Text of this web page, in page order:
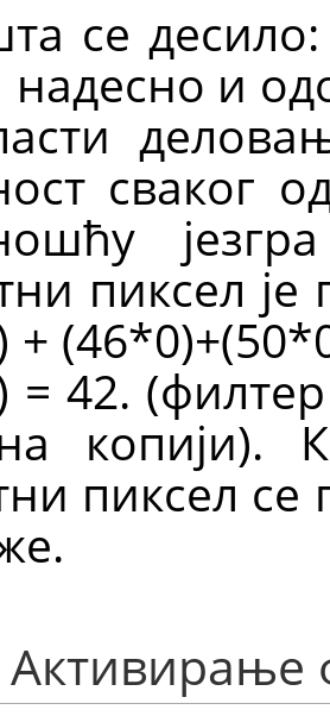
се
надесно и
сваког
пиксел је
+
= 42.
копији).
пиксел се
Активирање